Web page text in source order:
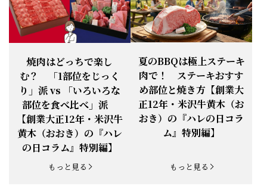
お知らせ 2025.6.16 新登場！一膳ご飯
お知らせ 2025.5.28 「初夏の肉祭り」開催中
お知らせ 2025.5.19 「父の日特集」開催中
お知らせ 2025.4.28 「BBQ企画」開催中！
お知らせ 2025.4.28 「母の日企画」開催中！
焼肉はどっちで楽し
む？ 「1部位をじっく
り」派 vs 「いろいろな
部位を食べ比べ」派
【創業大正12年・米沢牛
黄木（おおき）の『ハレ
の日コラム』特別編】
もっと見る
夏のBBQは極上ステーキ
肉で！ ステーキおすす
め部位と焼き方【創業大
正12年・米沢牛黄木（お
おき）の『ハレの日コラ
ム』特別編】
もっと見る